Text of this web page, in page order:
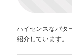
ハイセンスなパタ
紹介しています。